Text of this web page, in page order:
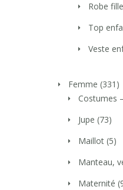
Robe fille
Top
Veste
Femme (331)
Costumes
Jupe (73)
Maillot (5)
Manteau,
Maternité